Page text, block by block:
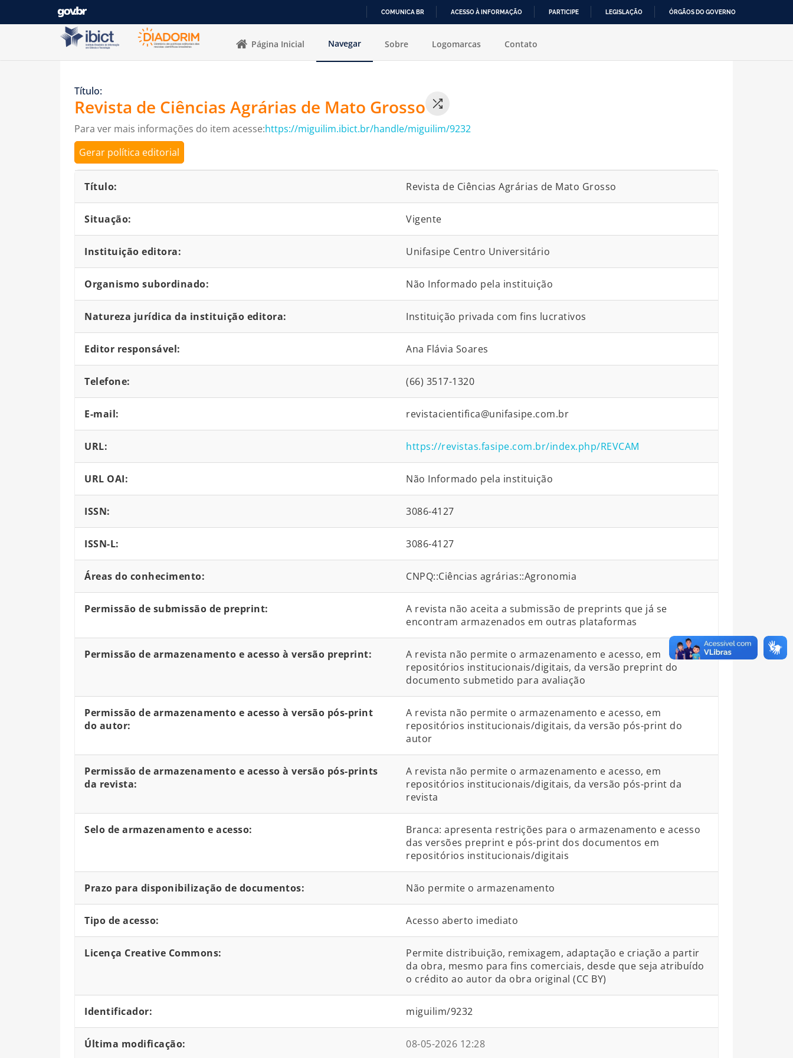
COMUNICA BR ACESSO À INFORMAÇÃO PARTICIPE LEGISLAÇÃO ÓRGÃOS DO GOVERNO
Pular para o conteúdo
Página Inicial
Navegar Sobre Logomarcas Contato
Título:
Revista de Ciências Agrárias de Mato Grosso
Para ver mais informações do item acesse:https://miguilim.ibict.br/handle/miguilim/9232
Gerar política editorial
Título: Revista de Ciências Agrárias de Mato Grosso
Situação: Vigente
Instituição editora: Unifasipe Centro Universitário
Organismo subordinado: Não Informado pela instituição
Natureza jurídica da instituição editora: Instituição privada com fins lucrativos
Editor responsável: Ana Flávia Soares
Telefone: (66) 3517-1320
E-mail: revistacientifica@unifasipe.com.br
URL: https://revistas.fasipe.com.br/index.php/REVCAM
URL OAI: Não Informado pela instituição
ISSN: 3086-4127
ISSN-L: 3086-4127
Áreas do conhecimento: CNPQ::Ciências agrárias::Agronomia
Permissão de submissão de preprint:
A revista não aceita a submissão de preprints que já se
encontram armazenados em outras plataformas
Permissão de armazenamento e acesso à versão preprint:
A revista não permite o armazenamento e acesso, em
repositórios institucionais/digitais, da versão preprint do
documento submetido para avaliação
Permissão de armazenamento e acesso à versão pós-print
do autor:
A revista não permite o armazenamento e acesso, em
repositórios institucionais/digitais, da versão pós-print do
autor
Permissão de armazenamento e acesso à versão pós-prints
da revista:
A revista não permite o armazenamento e acesso, em
repositórios institucionais/digitais, da versão pós-print da
revista
Selo de armazenamento e acesso:
Branca: apresenta restrições para o armazenamento e acesso
das versões preprint e pós-print dos documentos em
repositórios institucionais/digitais
Prazo para disponibilização de documentos: Não permite o armazenamento
Tipo de acesso: Acesso aberto imediato
Licença Creative Commons:
Permite distribuição, remixagem, adaptação e criação a partir
da obra, mesmo para fins comerciais, desde que seja atribuído
o crédito ao autor da obra original (CC BY)
Identificador: miguilim/9232
Última modificação: 08-05-2026 12:28